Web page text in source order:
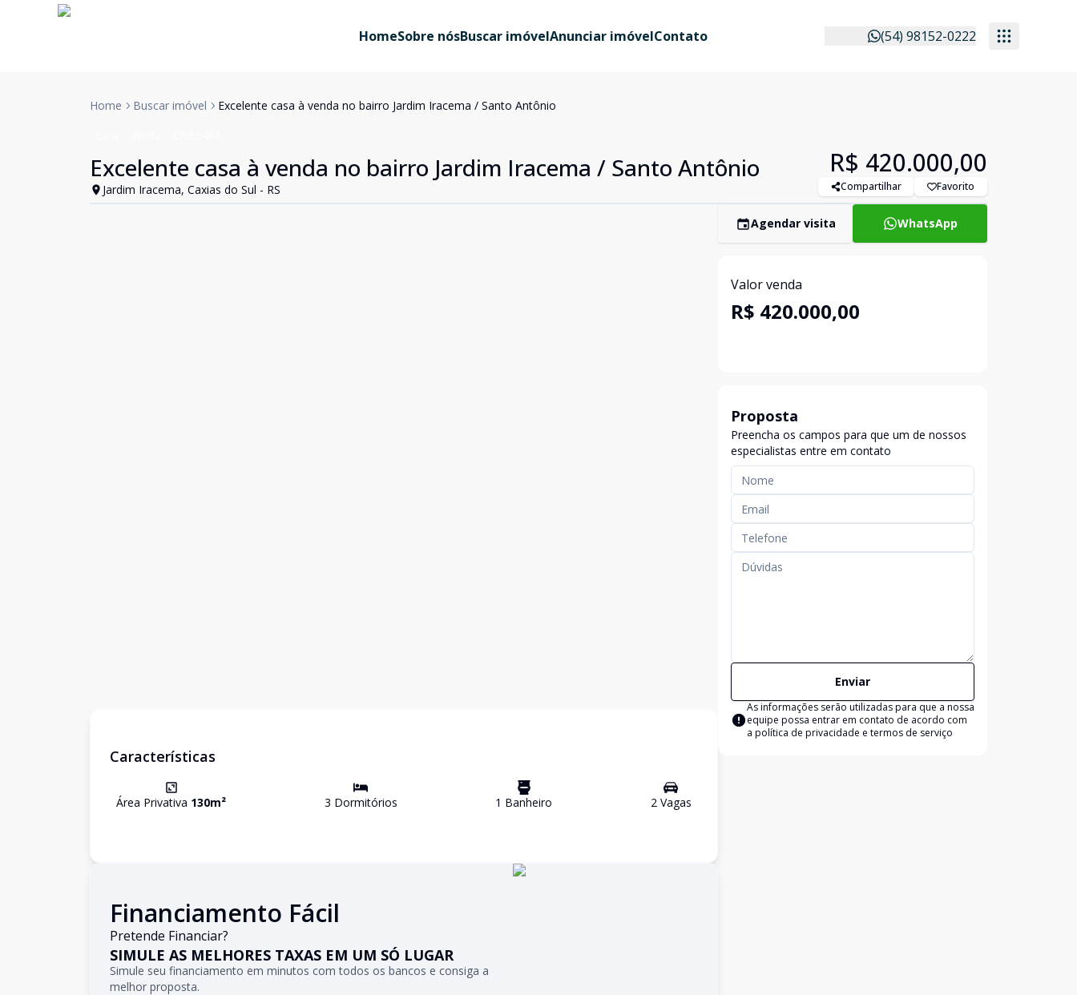
HomeSobre nósBuscar imóvelAnunciar imóvelContato (54) 98152-0222
Home Buscar imóvel Excelente casa à venda no bairro Jardim Iracema / Santo Antônio
Excelente casa à venda no bairro Jardim Iracema / Santo Antônio
Jardim Iracema, Caxias do Sul - RS
R$ 420.000,00
Compartilhar Favorito
Características
Área Privativa 130m² 3 Dormitórios 1 Banheiro 2Vagas
Financiamento Fácil
Pretende Financiar?
SIMULE AS MELHORES TAXAS EM UM SÓ LUGAR
Simule seu financiamento em minutos com todos os bancos e consiga a
melhor proposta.
Agendar visita WhatsApp
Valor venda
R$ 420.000,00
Proposta
Preencha os campos para que um de nossos
especialistas entre em contato
Enviar
As informações serão utilizadas para que a nossa
equipe possa entrar em contato de acordo com
a política de privacidade e termos de serviço